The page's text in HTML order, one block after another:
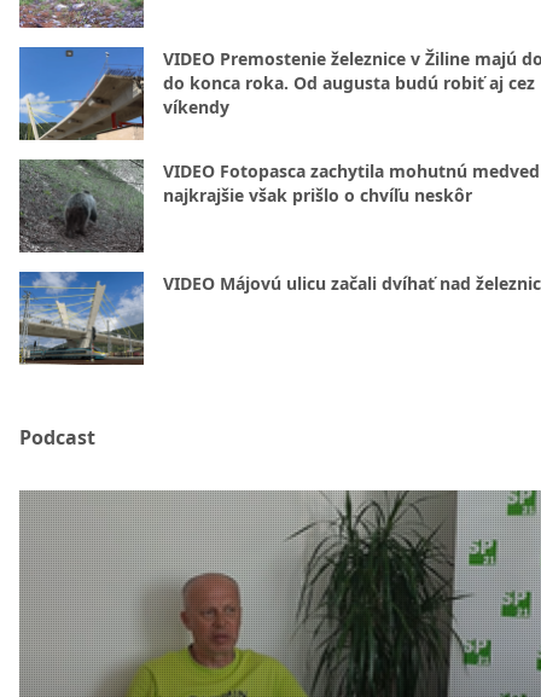
VIDEO Premostenie železnice v Žiline majú
do konca roka. Od augusta budú robiť aj cez
víkendy
VIDEO Fotopasca zachytila mohutnú
najkrajšie však prišlo o chvíľu neskôr
VIDEO Májovú ulicu začali dvíhať nad
Podcast